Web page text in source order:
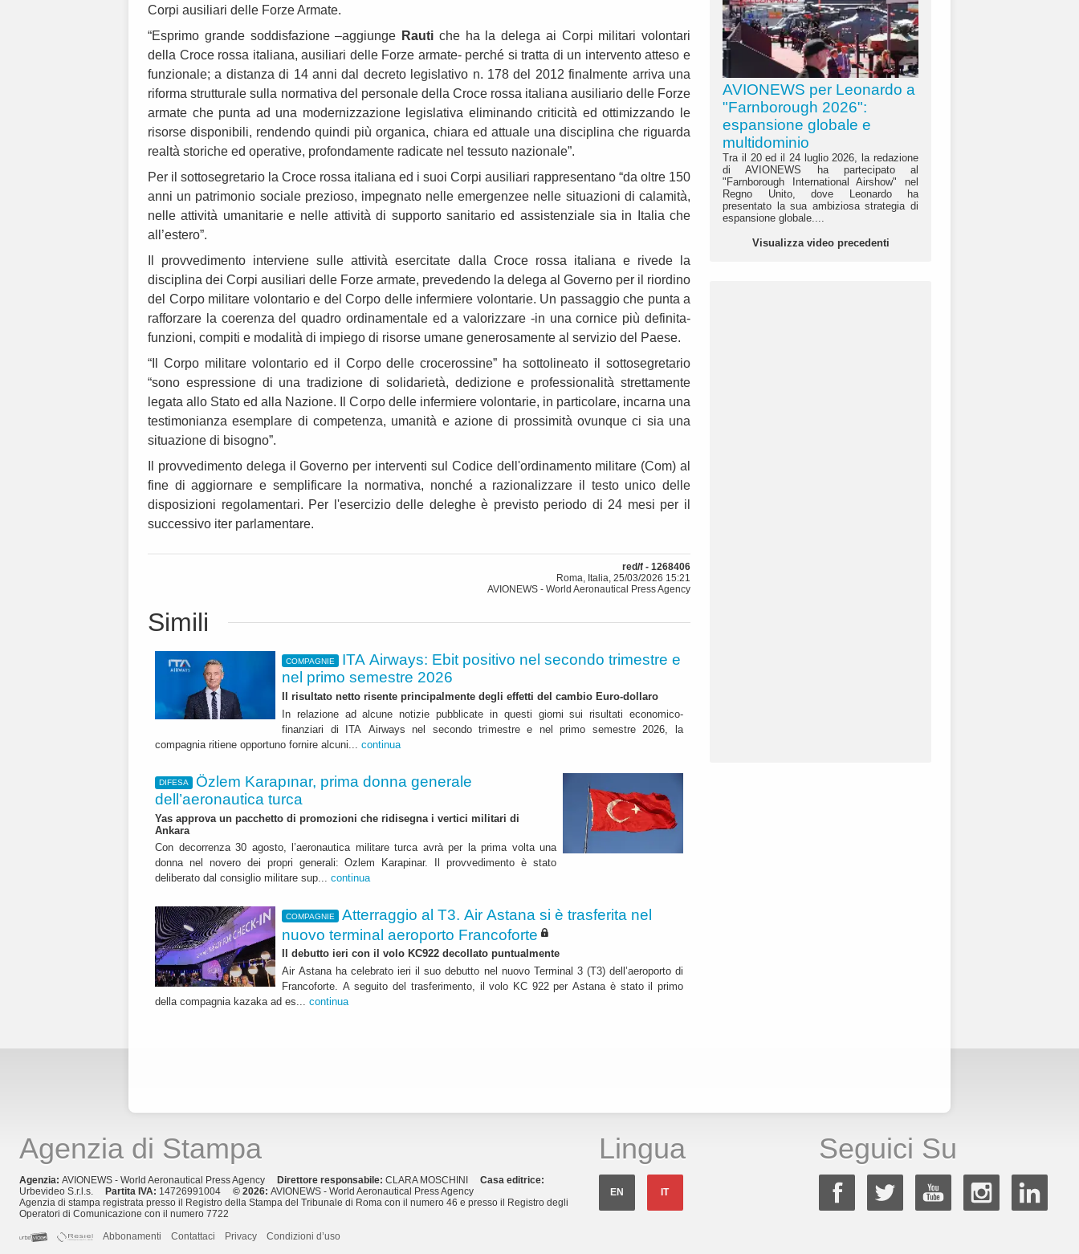
Corpi ausiliari delle Forze Armate.
“Esprimo grande soddisfazione–aggiunge Rauti che ha la delega ai Corpi militari volontari
della Croce rossa italiana, ausiliari delle Forze armate- perché si tratta di un intervento atteso e
funzionale; a distanza di 14 anni dal decreto legislativo n. 178 del 2012 finalmente arriva una
riforma strutturale sulla normativa del personale della Croce rossa italiana ausiliario delle Forze
armate che punta ad una modernizzazione legislativa eliminandocriticità ed ottimizzando le
risorse disponibili, rendendo quindi più organica, chiara ed attuale una disciplina che riguarda
realtà storiche ed operative, profondamente radicate nel tessuto nazionale”.
Per il sottosegretario la Croce rossa italiana ed i suoi Corpi ausiliari rappresentano “da oltre 150
anni un patrimonio sociale prezioso, impegnato nelle emergenzee nelle situazioni di calamità,
nelle attività umanitarie e nelle attività di supporto sanitario ed assistenziale sia in Italia che
all’estero”.
Il provvedimento interviene sulle attività esercitate dalla Croce rossa italiana e rivede la
disciplina dei Corpi ausiliari delle Forze armate, prevedendo la delega al Governo per il riordino
del Corpo militare volontario e del Corpo delle infermiere volontarie. Un passaggio che punta a
rafforzare la coerenza del quadro ordinamentale ed a valorizzare -in una cornice più definita-
funzioni, compiti e modalità di impiego di risorse umane generosamente al servizio del Paese.
“Il Corpo militare volontario ed il Corpo delle crocerossine” ha sottolineato il sottosegretario
“sono espressione di una tradizione di solidarietà, dedizione e professionalità strettamente
legata allo Stato ed alla Nazione. Il Corpo delle infermiere volontarie, in particolare, incarna una
testimonianza esemplare di competenza, umanità e azione di prossimità ovunque ci sia una
situazione di bisogno”.
Il provvedimento delega il Governo per interventi sul Codice dell'ordinamento militare (Com) al
fine di aggiornare e semplificare la normativa, nonché a razionalizzare il testo unico delle
disposizioni regolamentari. Per l'esercizio delle deleghe è previsto periodo di 24 mesi per il
successivo iter parlamentare.
red/f - 1268406
Roma, Italia, 25/03/2026 15:21
AVIONEWS - World Aeronautical Press Agency
Simili
COMPAGNIE
ITA Airways: Ebit positivo nel secondo trimestre e
nel primo semestre 2026
Il risultato netto risente principalmente degli effetti del cambio Euro-dollaro
In relazione ad alcune notizie pubblicate in questi giorni sui risultati economico-
finanziari di ITA Airways nel secondo trimestre e nel primo semestre 2026, la
compagnia ritiene opportuno fornire alcuni... continua
DIFESA
Özlem Karapınar, prima donna generale
dell’aeronautica turca
Yas approva un pacchetto di promozioni che ridisegna i vertici militari di
Ankara
Con decorrenza 30 agosto, l’aeronautica militare turca avrà per la prima volta una
donna nel novero dei propri generali: Ozlem Karapinar. Il provvedimento è stato
deliberato dal consiglio militare sup... continua
COMPAGNIE
Atterraggio al T3. Air Astana si è trasferita nel
nuovo terminal aeroporto Francoforte
Il debutto ieri con il volo KC922 decollato puntualmente
Air Astana ha celebrato ieri il suo debutto nel nuovo Terminal 3 (T3) dell’aeroporto di
Francoforte. A seguito del trasferimento, il volo KC 922 per Astana è stato il primo
della compagnia kazaka ad es... continua
AVIONEWS per Leonardo a
"Farnborough 2026":
espansione globale e
multidominio
Tra il 20 ed il 24 luglio 2026, la redazione
di AVIONEWS ha partecipato al
"Farnborough International Airshow" nel
Regno Unito, dove Leonardo ha
presentato la sua ambiziosa strategia di
espansione globale....
Visualizza video precedenti
Agenzia di Stampa
Agenzia: AVIONEWS - World Aeronautical Press Agency Direttore responsabile: CLARA MOSCHINI Casa editrice:
Urbevideo S.r.l.s.
Partita IVA: 14726991004 © 2026: AVIONEWS - World Aeronautical Press Agency
Agenzia di stampa registrata presso il Registro della Stampa del Tribunale di Roma con il numero 46 e presso il Registro degli
Operatori di Comunicazione con il numero 7722
Abbonamenti
Contattaci Privacy Condizioni d’uso
Lingua
EN IT
Seguici Su